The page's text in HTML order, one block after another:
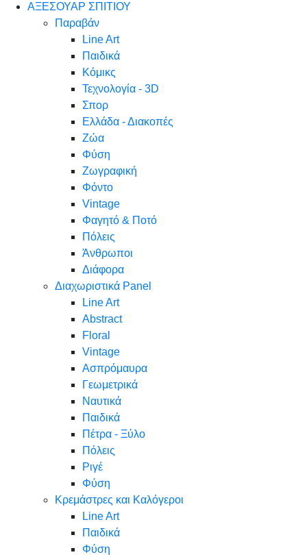
ΑΞΕΣΟΥΑΡ ΣΠΙΤΙΟΥ
Παραβάν
Line Art
Παιδικά
Κόμικς
Τεχνολογία - 3D
Σπορ
Ελλάδα - Διακοπές
Ζώα
Φύση
Ζωγραφική
Φόντο
Vintage
Φαγητό & Ποτό
Πόλεις
Άνθρωποι
Διάφορα
Διαχωριστικά Panel
Line Art
Abstract
Floral
Vintage
Ασπρόμαυρα
Γεωμετρικά
Ναυτικά
Παιδικά
Πέτρα - Ξύλο
Πόλεις
Ριγέ
Φύση
Κρεμάστρες και Καλόγεροι
Line Art
Παιδικά
Φύση